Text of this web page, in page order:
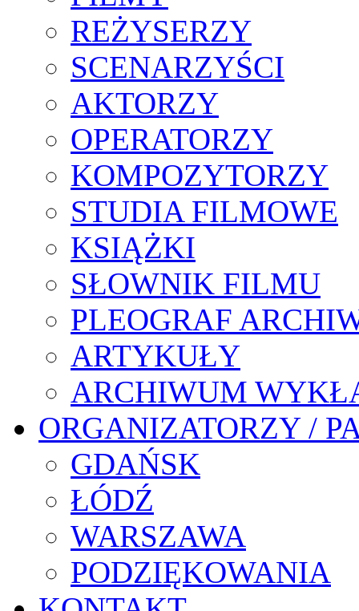
REŻYSERZY
SCENARZYŚCI
AKTORZY
OPERATORZY
KOMPOZYTORZY
STUDIA FILMOWE
KSIĄŻKI
SŁOWNIK FILMU
PLEOGRAF
ARTYKUŁY
ARCHIWUM
ORGANIZATORZY /
GDAŃSK
ŁÓDŹ
WARSZAWA
PODZIĘKOWANIA